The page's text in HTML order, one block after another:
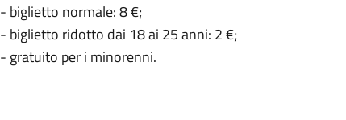
- biglietto normale: 8 €;
- biglietto ridotto dai 18 ai 25 anni: 2 €;
- gratuito per i minorenni.